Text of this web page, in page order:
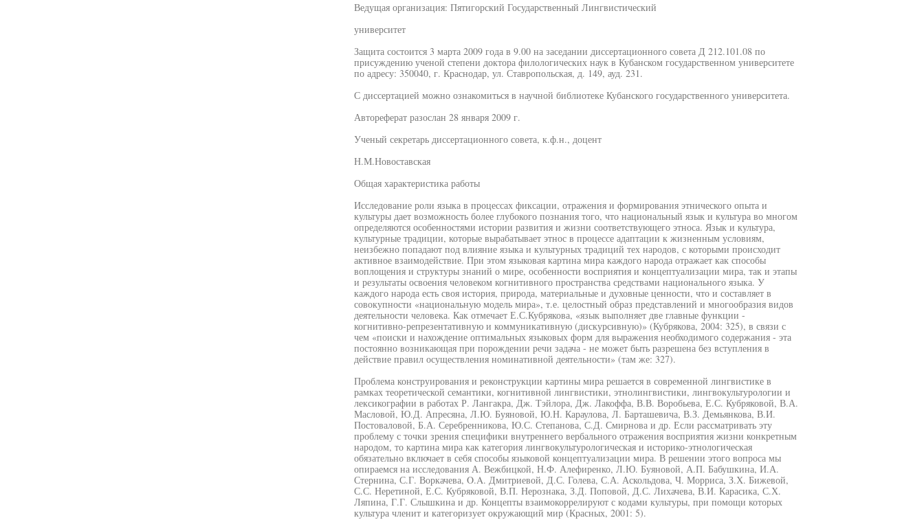
Ведущая организация: Пятигорский Государственный Лингвистический
университет
Защита состоится 3 марта 2009 года в 9.00 на заседании диссертационного совета Д 212.101.08 по
присуждению ученой степени доктора филологических наук в Кубанском государственном университете
по адресу: 350040, г. Краснодар, ул. Ставропольская, д. 149, ауд. 231.
С диссертацией можно ознакомиться в научной библиотеке Кубанского государственного университета.
Автореферат разослан 28 января 2009 г.
Ученый секретарь диссертационного совета, к.ф.н., доцент
Н.М.Новоставская
Общая характеристика работы
Исследование роли языка в процессах фиксации, отражения и формирования этнического опыта и
культуры дает возможность более глубокого познания того, что национальный язык и культура во многом
определяются особенностями истории развития и жизни соответствующего этноса. Язык и культура,
культурные традиции, которые вырабатывает этнос в процессе адаптации к жизненным условиям,
неизбежно попадают под влияние языка и культурных традиций тех народов, с которыми происходит
активное взаимодействие. При этом языковая картина мира каждого народа отражает как способы
воплощения и структуры знаний о мире, особенности восприятия и концептуализации мира, так и этапы
и результаты освоения человеком когнитивного пространства средствами национального языка. У
каждого народа есть своя история, природа, материальные и духовные ценности, что и составляет в
совокупности «национальную модель мира», т.е. целостный образ представлений и многообразия видов
деятельности человека. Как отмечает Е.С.Кубрякова, «язык выполняет две главные функции -
когнитивно-репрезентативную и коммуникативную (дискурсивную)» (Кубрякова, 2004: 325), в связи с
чем «поиски и нахождение оптимальных языковых форм для выражения необходимого содержания - эта
постоянно возникающая при порождении речи задача - не может быть разрешена без вступления в
действие правил осуществления номинативной деятельности» (там же: 327).
Проблема конструирования и реконструкции картины мира решается в современной лингвистике в
рамках теоретической семантики, когнитивной лингвистики, этнолингвистики, лингвокультурологии и
лексикографии в работах Р. Лангакра, Дж. Тэйлора, Дж. Лакоффа, В.В. Воробьева, Е.С. Кубряковой, В.А.
Масловой, Ю.Д. Апресяна, Л.Ю. Буяновой, Ю.Н. Караулова, Л. Барташевича, В.З. Демьянкова, В.И.
Постоваловой, Б.А. Серебренникова, Ю.С. Степанова, С.Д. Смирнова и др. Если рассматривать эту
проблему с точки зрения специфики внутреннего вербального отражения восприятия жизни конкретным
народом, то картина мира как категория лингвокультурологическая и историко-этнологическая
обязательно включает в себя способы языковой концептуализации мира. В решении этого вопроса мы
опираемся на исследования А. Вежбицкой, Н.Ф. Алефиренко, Л.Ю. Буяновой, А.П. Бабушкина, И.А.
Стернина, С.Г. Воркачева, O.A. Дмитриевой, Д.С. Голева, С.А. Аскольдова, Ч. Морриса, З.Х. Бижевой,
С.С. Неретиной, Е.С. Кубряковой, В.П. Нерознака, З.Д. Поповой, Д.С. Лихачева, В.И. Карасика, С.Х.
Ляпина, Г.Г. Слышкина и др. Концепты взаимокоррелируют с кодами культуры, при помощи которых
культура членит и категоризует окружающий мир (Красных, 2001: 5).